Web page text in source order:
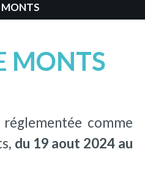
MONTS
MONTS
comme
du 19 aout 2024 au